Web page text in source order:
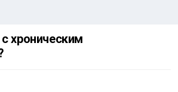
хроническим